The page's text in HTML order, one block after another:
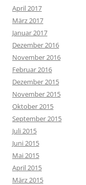
April 2017
März 2017
Januar 2017
Dezember 2016
November 2016
Februar 2016
Dezember 2015
November 2015
Oktober 2015
September 2015
Juli 2015
Juni 2015
Mai 2015
April 2015
März 2015